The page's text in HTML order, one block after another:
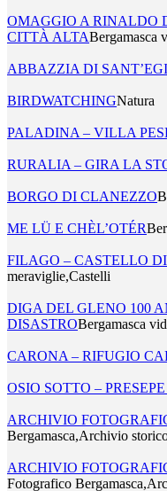
OMAGGIO A RINALDO
CITTÀ ALTABergamasca
ABBAZZIA DI
BIRDWATCHINGNatura
PALADINA – VILLA
RURALIA – GIRA LA
BORGO DI CLANEZZO
ME LÜ E CHÈL’OTÉR
FILAGO – CASTELLO
meraviglie,Castelli
DIGA DEL GLENO 100
DISASTROBergamasca
CARONA – RIFUGIO
OSIO SOTTO –
ARCHIVIO
Bergamasca,Archivio
ARCHIVIO
Fotografico